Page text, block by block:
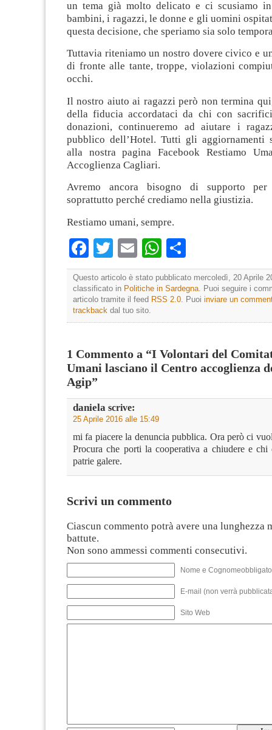
un tema già molto delicato e ci scusiamo
bambini, i ragazzi, le donne e gli uomini
questa decisione, che speriamo sia solo
Tuttavia riteniamo un nostro dovere civico e
di fronte alle tante, troppe, violazioni
occhi.
Il nostro aiuto ai ragazzi però non termina
della fiducia accordataci da chi con
donazioni, continueremo ad aiutare i
pubblico dell’Hotel. Tutti gli aggiornamenti
alla nostra pagina Facebook Restiamo
Accoglienza Cagliari.
Avremo ancora bisogno di supporto
soprattutto perché crediamo nella giustizia.
Restiamo umani, sempre.
Facebook
TwitterEmailWhatsApp
Questo articolo è stato pubblicato mercoledì, 20 Aprile
classificato in Politiche in Sardegna . Puoi seguire i
articolo tramite il feed RSS 2.0 . Puoi inviare un
trackback dal tuo sito.
1 Commento a “I Volontari del
Umani lasciano il Centro accoglienza
Agip”
daniela scrive:
25 Aprile 2016 alle 15:49
mi fa piacere la denuncia pubblica. Ora però ci
Procura che porti la cooperativa a chiudere e chi
patrie galere.
Scrivi un commento
Ciascun commento potrà avere una lunghezza
battute.
Non sono ammessi commenti consecutivi.
Nome e
E-mail (non verrà
Sito Web